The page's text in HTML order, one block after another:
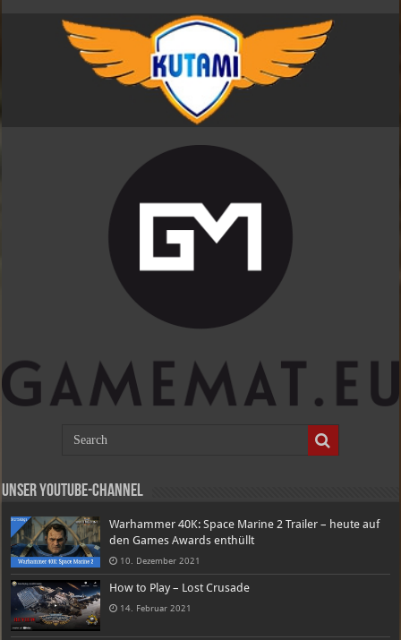
Unser Youtube-Channel
Warhammer 40K: Space Marine 2 Trailer – heute auf
den Games Awards enthüllt
10. Dezember 2021
How to Play – Lost Crusade
14. Februar 2021